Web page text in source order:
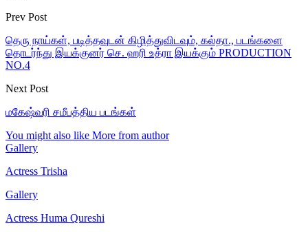
Prev Post
தெரு நாய்கள், படித்தவுடன் கிழித்துவிடவும், கல்தா., படங்களை
தொடர்ந்து இயக்குனர் செ. ஹரி உத்ரா இயக்கும் PRODUCTION
NO.4
Next Post
மகேஷ்வரி சமீபத்திய படங்கள்
You might also like More from author
Gallery
Actress Trisha
Gallery
Actress Huma Qureshi